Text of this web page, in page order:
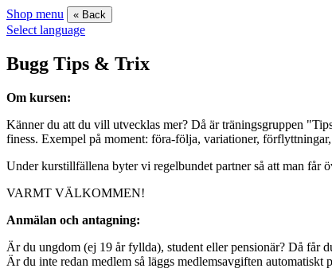
Shop menu « Back
Select language
Bugg Tips & Trix
Om kursen:
Känner du att du vill utvecklas mer? Då är träningsgruppen
finess. Exempel på moment: föra-följa, variationer,
Under kurstillfällena byter vi regelbundet partner så att man får
VARMT VÄLKOMMEN!
Anmälan och antagning:
Är du ungdom (ej 19 år fyllda), student eller pensionär? Då får
Är du inte redan medlem så läggs medlemsavgiften automatiskt